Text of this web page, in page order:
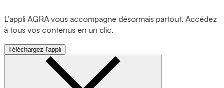
L'appli AGRA vous accompagne désormais partout. Accédez
à tous vos contenus en un clic.
Téléchargez l'appli